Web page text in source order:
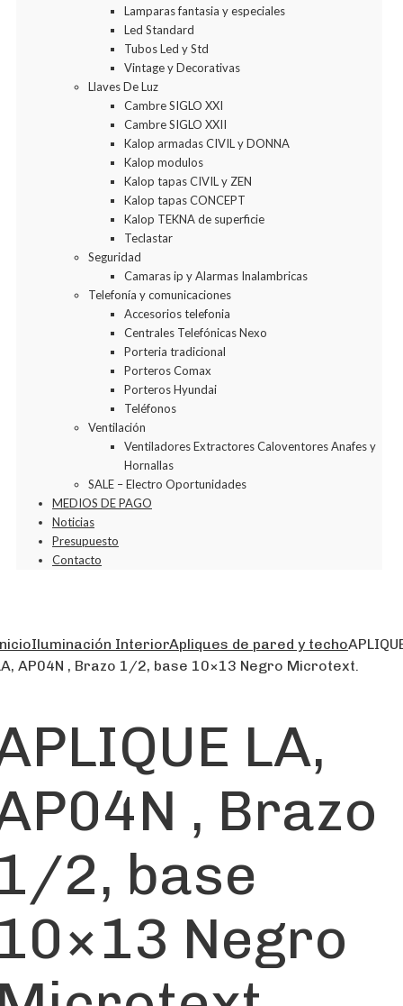
Lamparas fantasia y especiales
Led Standard
Tubos Led y Std
Vintage y Decorativas
Llaves De Luz
Cambre SIGLO XXI
Cambre SIGLO XXII
Kalop armadas CIVIL y DONNA
Kalop modulos
Kalop tapas CIVIL y ZEN
Kalop tapas CONCEPT
Kalop TEKNA de superficie
Teclastar
Seguridad
Camaras ip y Alarmas Inalambricas
Telefonía y comunicaciones
Accesorios telefonia
Centrales Telefónicas Nexo
Porteria tradicional
Porteros Comax
Porteros Hyundai
Teléfonos
Ventilación
Ventiladores Extractores Caloventores Anafes y
Hornallas
SALE – Electro Oportunidades
MEDIOS DE PAGO
Noticias
Presupuesto
Contacto
Iluminación InteriorApliques de pared y techo
AP04N , Brazo 1/2, base 10×13 Negro Microtext.
LA,
, Brazo
2, base
Negro